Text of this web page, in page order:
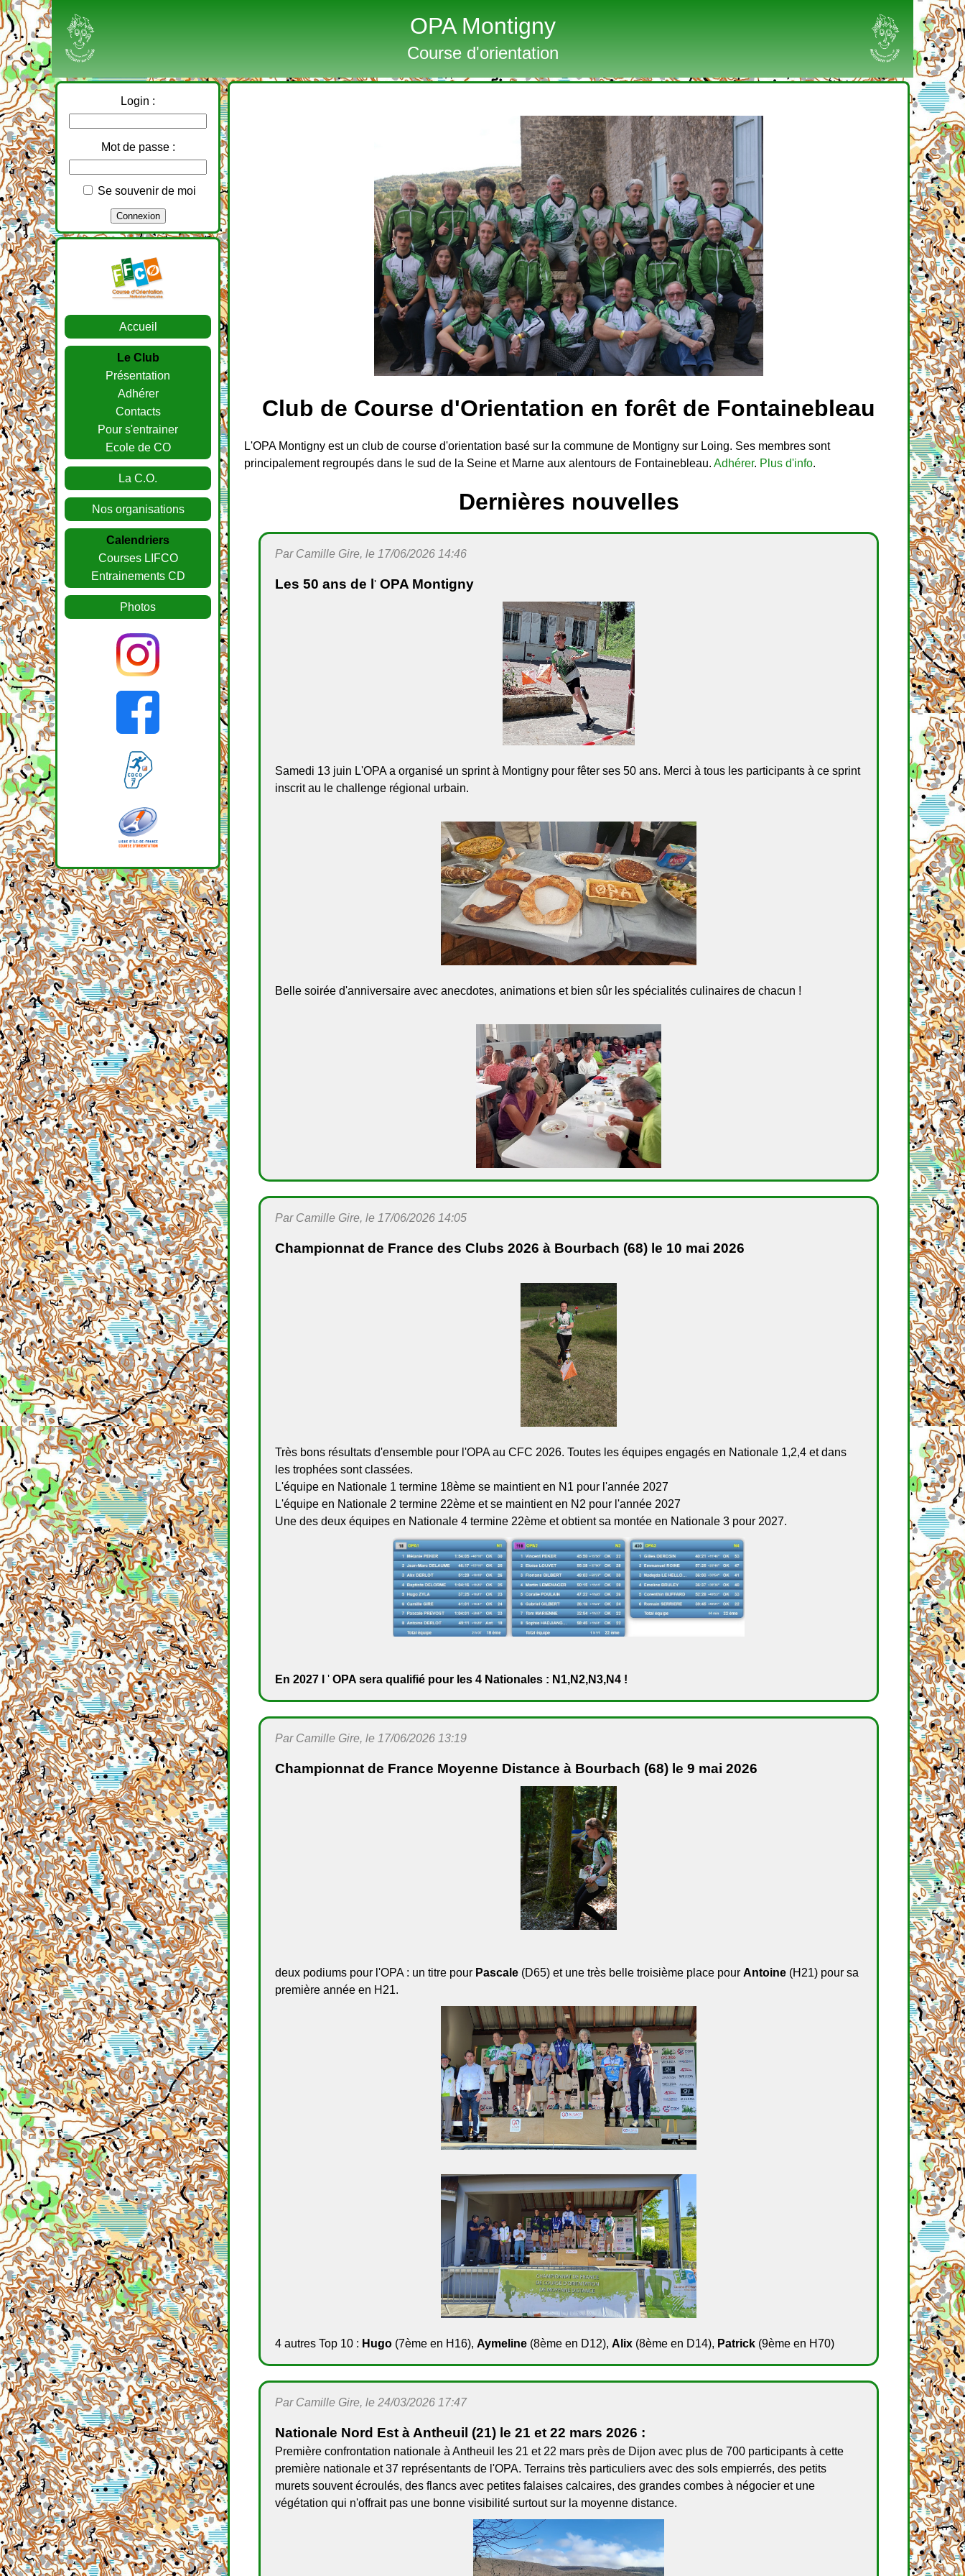
OPA Montigny
Course d'orientation
Login :
Mot de passe :
Se souvenir de moi
Accueil
Le Club
Présentation
Adhérer
Contacts
Pour s'entrainer
Ecole de CO
La C.O.
Nos organisations
Calendriers
Courses LIFCO
Entrainements CD
Photos
Club de Course d'Orientation en forêt de Fontainebleau
L'OPA Montigny est un club de course d'orientation basé sur la commune de Montigny sur Loing. Ses membres sont
principalement regroupés dans le sud de la Seine et Marne aux alentours de Fontainebleau. Adhérer. Plus d'info.
Dernières nouvelles
Par Camille Gire, le 17/06/2026 14:46
Les 50 ans de l ' OPA Montigny
Samedi 13 juin L'OPA a organisé un sprint à Montigny pour fêter ses 50 ans. Merci à tous les participants à ce sprint
inscrit au le challenge régional urbain.
Belle soirée d'anniversaire avec anecdotes, animations et bien sûr les spécialités culinaires de chacun !
Par Camille Gire, le 17/06/2026 14:05
Championnat de France des Clubs 2026 à Bourbach (68) le 10 mai 2026
Très bons résultats d'ensemble pour l'OPA au CFC 2026. Toutes les équipes engagés en Nationale 1,2,4 et dans
les trophées sont classées.
L'équipe en Nationale 1 termine 18ème se maintient en N1 pour l'année 2027
L'équipe en Nationale 2 termine 22ème et se maintient en N2 pour l'année 2027
Une des deux équipes en Nationale 4 termine 22ème et obtient sa montée en Nationale 3 pour 2027.
En 2027 l ' OPA sera qualifié pour les 4 Nationales : N1,N2,N3,N4 !
Par Camille Gire, le 17/06/2026 13:19
Championnat de France Moyenne Distance à Bourbach (68) le 9 mai 2026
deux podiums pour l'OPA : un titre pour Pascale (D65) et une très belle troisième place pour Antoine (H21) pour sa
première année en H21.
4 autres Top 10 : Hugo (7ème en H16), Aymeline (8ème en D12), Alix (8ème en D14), Patrick (9ème en H70)
Par Camille Gire, le 24/03/2026 17:47
Nationale Nord Est à Antheuil (21) le 21 et 22 mars 2026 :
Première confrontation nationale à Antheuil les 21 et 22 mars près de Dijon avec plus de 700 participants à cette
première nationale et 37 représentants de l'OPA. Terrains très particuliers avec des sols empierrés, des petits
murets souvent écroulés, des flancs avec petites falaises calcaires, des grandes combes à négocier et une
végétation qui n'offrait pas une bonne visibilité surtout sur la moyenne distance.